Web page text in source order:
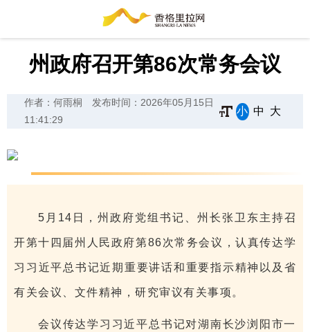
州政府召开第86次常务会议
作者：何雨桐
发布时间：2026年05月15日
11:41:29
小 中 大
5月14日，州政府党组书记、州长张卫东主持召
开第十四届州人民政府第86次常务会议，认真传达学
习习近平总书记近期重要讲话和重要指示精神以及省
有关会议、文件精神，研究审议有关事项。
会议传达学习习近平总书记对湖南长沙浏阳市一